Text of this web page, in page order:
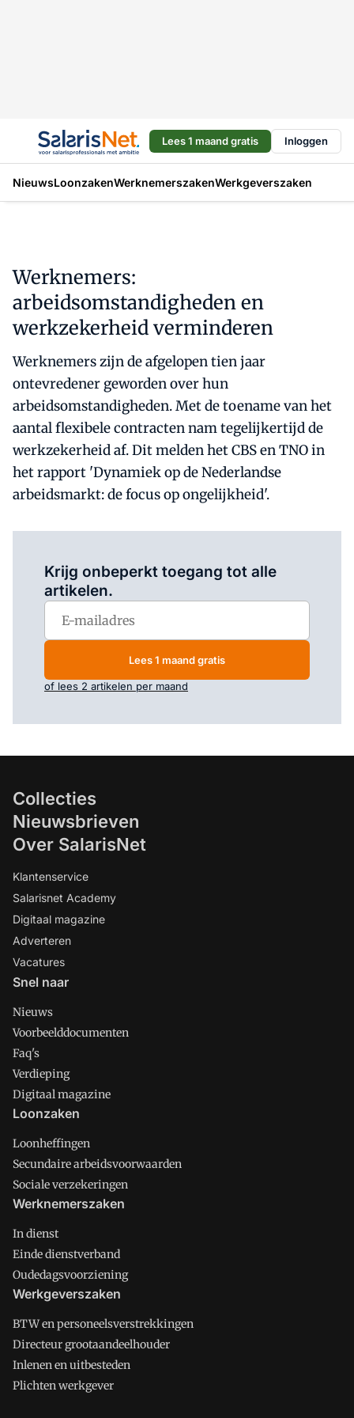
Lees 1 maand gratis Inloggen
NieuwsLoonzakenWerknemerszakenWerkgeverszaken
Werknemers:
arbeidsomstandigheden en
werkzekerheid verminderen
Werknemers zijn de afgelopen tien jaar
ontevredener geworden over hun
arbeidsomstandigheden. Met de toename van het
aantal flexibele contracten nam tegelijkertijd de
werkzekerheid af. Dit melden het CBS en TNO in
het rapport 'Dynamiek op de Nederlandse
arbeidsmarkt: de focus op ongelijkheid'.
Krijg onbeperkt toegang tot alle
artikelen.
Lees 1 maand gratis
of lees 2 artikelen per maand
Collecties
Nieuwsbrieven
Over SalarisNet
Klantenservice
Salarisnet Academy
Digitaal magazine
Adverteren
Vacatures
Snel naar
Nieuws
Voorbeelddocumenten
Faq's
Verdieping
Digitaal magazine
Loonzaken
Loonheffingen
Secundaire arbeidsvoorwaarden
Sociale verzekeringen
Werknemerszaken
In dienst
Einde dienstverband
Oudedagsvoorziening
Werkgeverszaken
BTW en personeelsverstrekkingen
Directeur grootaandeelhouder
Inlenen en uitbesteden
Plichten werkgever